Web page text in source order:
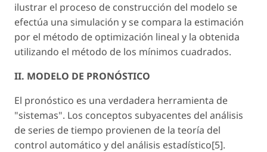
ilustrar el proceso de construcción del modelo se
efectúa una simulación y se compara la estimación
por el método de optimización lineal y la obtenida
utilizando el método de los mínimos cuadrados.
II. MODELO DE PRONÓSTICO
El pronóstico es una verdadera herramienta de
"sistemas". Los conceptos subyacentes del análisis
de series de tiempo provienen de la teoría del
control automático y del análisis estadístico[5].